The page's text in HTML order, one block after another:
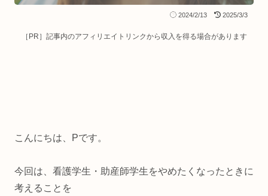
2024/2/13 2025/3/3
［PR］記事内のアフィリエイトリンクから収入を得る場合があります
こんにちは、 Pです。
今回は、看護学生・助産師学生をやめたくなったときに
考えることを